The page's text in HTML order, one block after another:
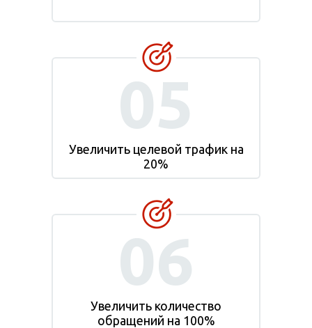
05
Увеличить целевой трафик на
20%
06
Увеличить количество
обращений на 100%